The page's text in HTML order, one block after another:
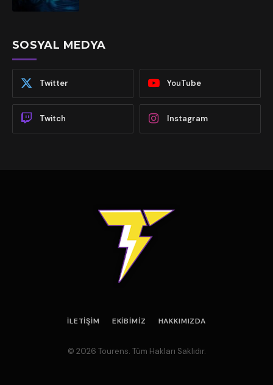
SOSYAL MEDYA
Twitter YouTube
Twitch Instagram
İLETIŞIM EKIBIMIZ HAKKIMIZDA
© 2026 Tourens. Tüm Hakları Saklıdır.